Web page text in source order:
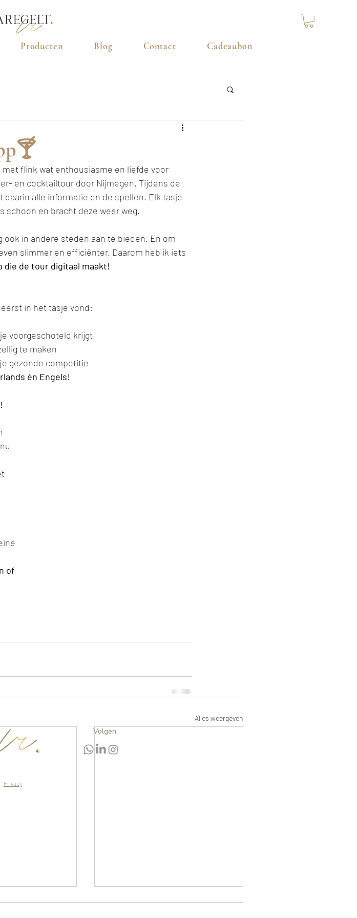
Producten Blog Contact Cadeaubon
met flink wat enthousiasme en liefde voor
en cocktailtour door Nijmegen. Tijdens de
alle informatie en de spellen. Elk tasje
schoon en bracht deze weer weg.
ook in andere steden aan te bieden. En om
slimmer en efficiënter. Daarom heb ik iets
die de tour digitaal maakt!
in het tasje vond:
voorgeschoteld krijgt
te maken
gezonde competitie
én Engels!
of
Alles weergeven
Volgen
Privacy